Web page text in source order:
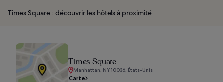
Times Square : découvrir les hôtels à proximité
Times Square
Manhattan, NY 10036, États-Unis
Carte